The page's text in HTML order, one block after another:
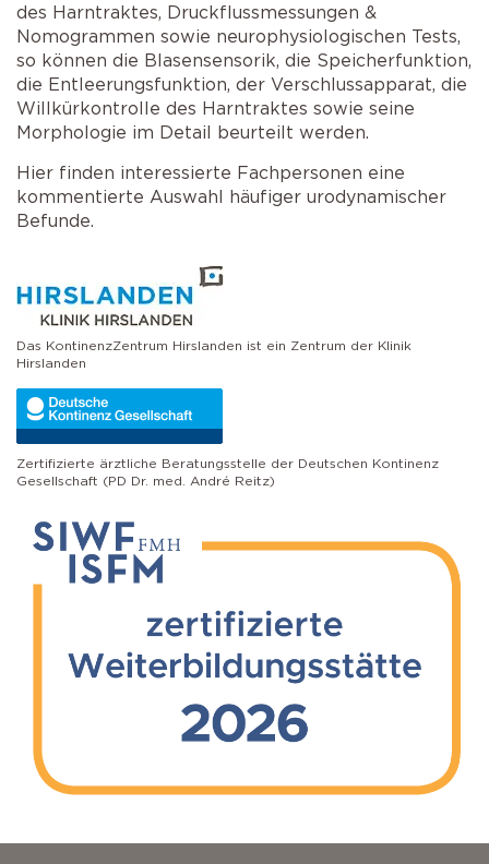
des Harntraktes, Druckflussmessungen &
Nomogrammen sowie neurophysiologischen Tests,
so können die Blasensensorik, die Speicherfunktion,
die Entleerungsfunktion, der Verschlussapparat, die
Willkürkontrolle des Harntraktes sowie seine
Morphologie im Detail beurteilt werden.
Hier finden interessierte Fachpersonen eine
kommentierte Auswahl häufiger urodynamischer
Befunde.
Das KontinenzZentrum Hirslanden ist ein Zentrum der Klinik
Hirslanden
Zertifizierte ärztliche Beratungsstelle der Deutschen Kontinenz
Gesellschaft (PD Dr. med. André Reitz)